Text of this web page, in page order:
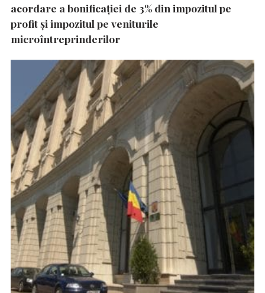
acordare a bonificației de 3% din impozitul pe
profit și impozitul pe veniturile
microîntreprinderilor